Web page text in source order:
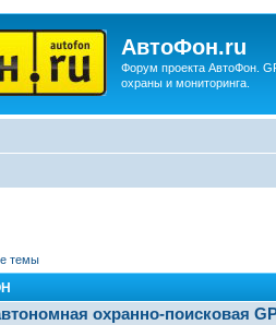
АвтоФон.ru
Форум проекта АвтоФон.
охраны и мониторинга.
темы
охранно-поисковая